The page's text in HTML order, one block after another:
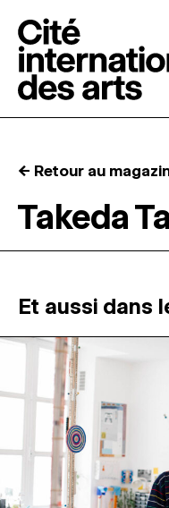
RÉSIDENCES ↓
ATELIERS OUVERTS
PROGRAMMATION
MAGAZINE
ESPACES DE
← Retour au
Takeda
Et aussi dans